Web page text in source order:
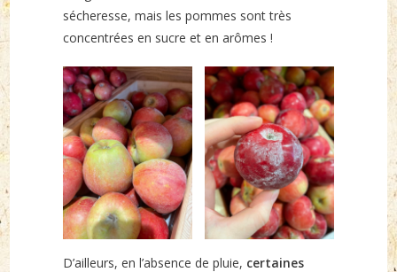
sécheresse, mais les pommes sont très
concentrées en sucre et en arômes !
D’ailleurs, en l’absence de pluie, certaines